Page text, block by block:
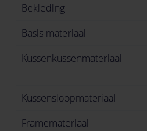
Bekleding
Basis materiaal
Kussenkussenmateriaal
Kussensloopmateriaal
Framemateriaal